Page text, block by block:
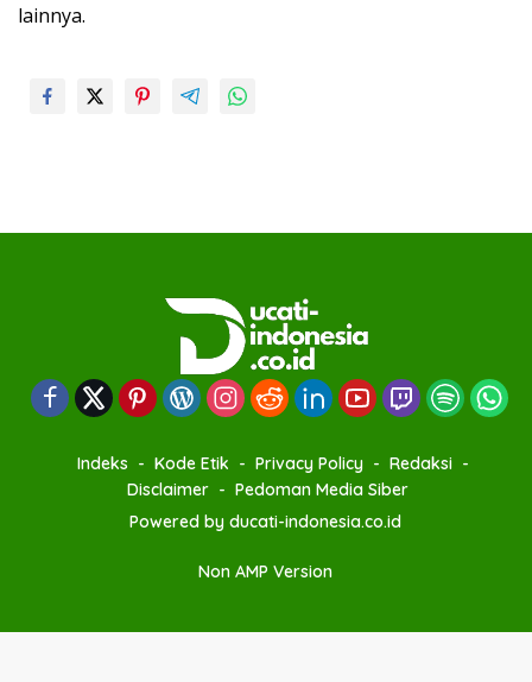
lainnya.
Indeks Kode Etik Privacy Policy
Redaksi
Disclaimer
Pedoman Media Siber
Powered by ducati-indonesia.co.id
Non AMP Version